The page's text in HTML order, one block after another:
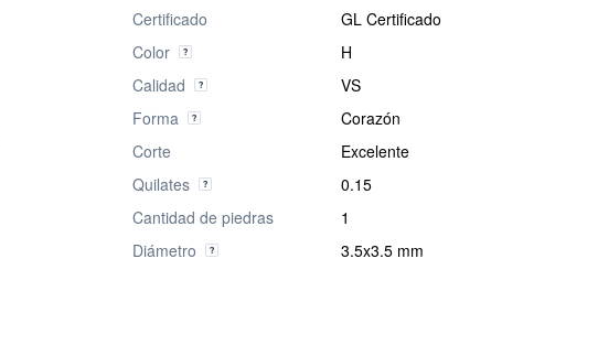
Certificado
GL Certificado
Color
H
Calidad
VS
Forma
Corazón
Corte
Excelente
Quilates
0.15
Cantidad de piedras
1
Diámetro
3.5x3.5 mm